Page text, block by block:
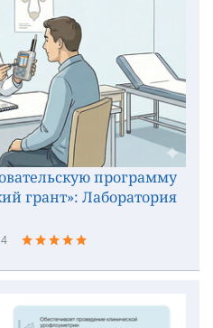
программу
грант»: Лаборатория
4